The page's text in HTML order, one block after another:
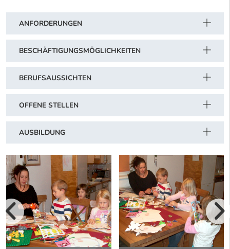
ANFORDERUNGEN
BESCHÄFTIGUNGSMÖGLICHKEITEN
BERUFSAUSSICHTEN
OFFENE STELLEN
AUSBILDUNG